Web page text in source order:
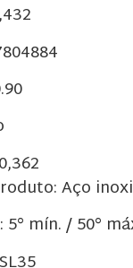
Aço
mín. / 50°